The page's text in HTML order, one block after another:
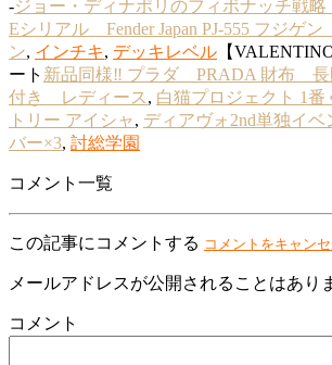
-ジョー・ディナポリのフィボナッチ戦略
Eシリアル Fender Japan PJ-555 フジゲ
ン, インチキ, デッキレベル 【
ート 新品同様‼️ プラダ PRADA 財布
付き レディース , 白猫プロジェクト 1番
トリー アイシャ, ディアヴォ2nd単独イ
バー×3, 討総学園
コメント一覧
この記事にコメントする コメントをキャン
メールアドレスが公開されることはあり
コメント